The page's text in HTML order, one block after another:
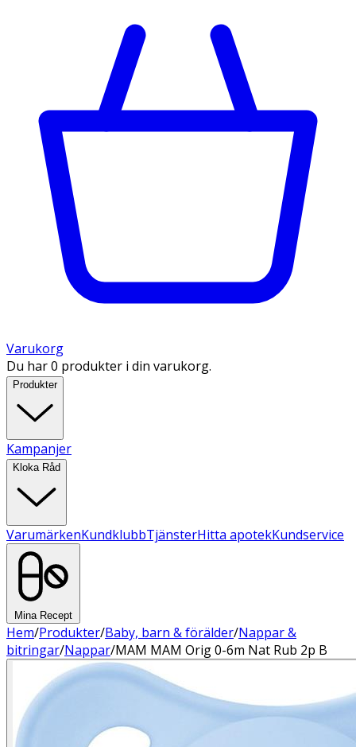
Varukorg
Du har 0 produkter i din varukorg.
Produkter
Kampanjer
Kloka Råd
VarumärkenKundklubbTjänsterHitta apotekKundservice
Mina Recept
Hem/Produkter/Baby, barn & förälder/Nappar &
bitringar/Nappar/MAM MAM Orig 0-6m Nat Rub 2p B